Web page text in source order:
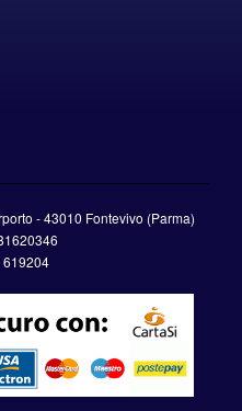
- 43010 Fontevivo (Parma)
619204